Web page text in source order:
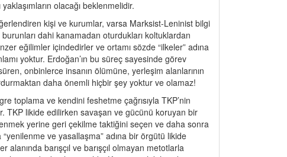
olacağı beklenmelidir.
kişi ve kurumlar, varsa Marksist-Leninist bilgi
dahi kanamadan oturdukları koltuklardan
eğilimler içindedirler ve ortamı sözde “ilkeler” adına
yoktur. Erdoğan’ın bu süreç sayesinde görev
onbinlerce insanın ölümüne, yerleşim alanlarının
daha önemli hiçbir şey yoktur ve olamaz!
toplama ve kendini feshetme çağrısıyla TKP’nin
TKP likide edilirken savaşan ve gücünü koruyan bir
yerine geri çekilme taktiğini seçen ve daha sonra
ve yasallaşma” adına bir örgütü likide
barışçıl ve barışçıl olmayan metotlarla